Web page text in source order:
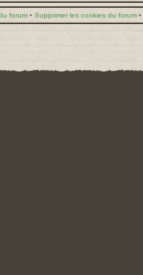
forum • Supprimer les cookies du forum •